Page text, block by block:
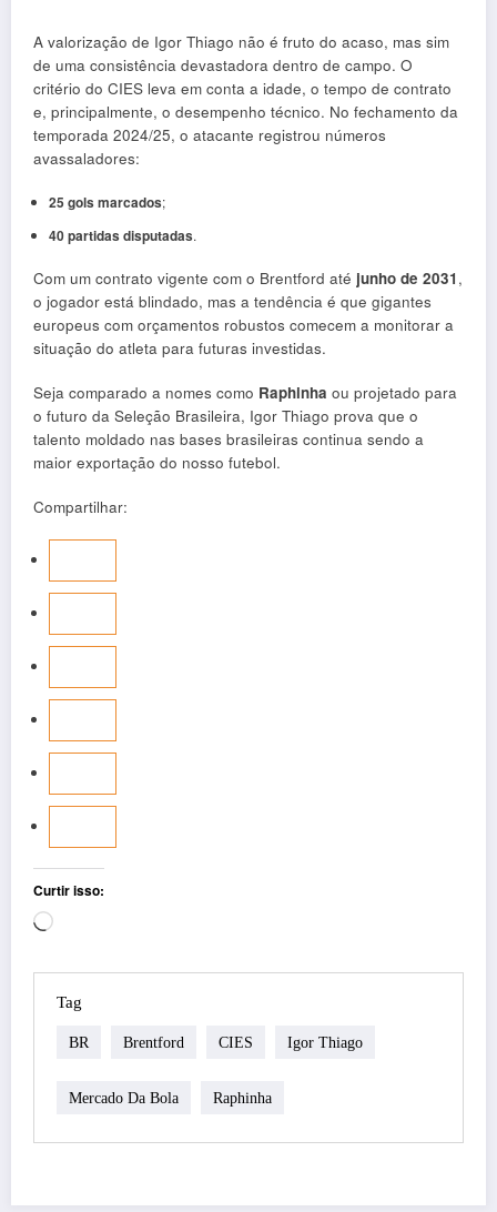
A valorização de Igor Thiago não é fruto do acaso, mas sim
de uma consistência devastadora dentro de campo. O
critério do CIES leva em conta a idade, o tempo de contrato
e, principalmente, o desempenho técnico. No fechamento da
temporada 2024/25, o atacante registrou números
avassaladores:
25 gols marcados;
40 partidas disputadas.
Com um contrato vigente com o Brentford até junho de 2031 ,
o jogador está blindado, mas a tendência é que gigantes
europeus com orçamentos robustos comecem a monitorar a
situação do atleta para futuras investidas.
Seja comparado a nomes como Raphinha ou projetado para
o futuro da Seleção Brasileira, Igor Thiago prova que o
talento moldado nas bases brasileiras continua sendo a
maior exportação do nosso futebol.
Compartilhar:
Curtir isso:
Carregando...
Tag
BR Brentford CIES Igor Thiago
Mercado Da Bola Raphinha